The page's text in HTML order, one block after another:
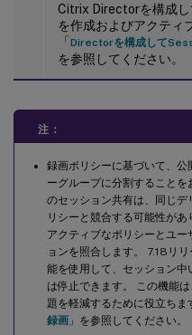
Citrix Directorを構成
を作成およびアクティ
「Directorを構成して
を参照してください。
注：
録画ポリシーに基づいて、公
ーグループに分割すること
のセッション共有は、同じ
リシーと競合する可能性が
アクティブなポリシーとユ
ョンを照合します。 7.18リ
能を使用して、セッション
は停止できます。 この機能
題を軽減するために役立ちま
録画 」を参照してください。